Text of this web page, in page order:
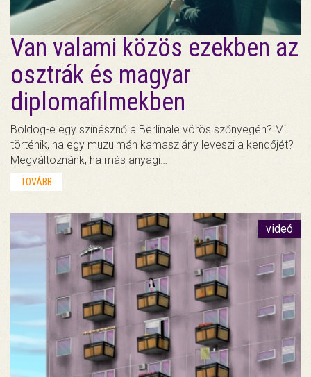
Van valami közös ezekben az
osztrák és magyar
diplomafilmekben
Boldog-e egy színésznő a Berlinale vörös szőnyegén? Mi
történik, ha egy muzulmán kamaszlány leveszi a kendőjét?
Megváltoznánk, ha más anyagi…
TOVÁBB
videó